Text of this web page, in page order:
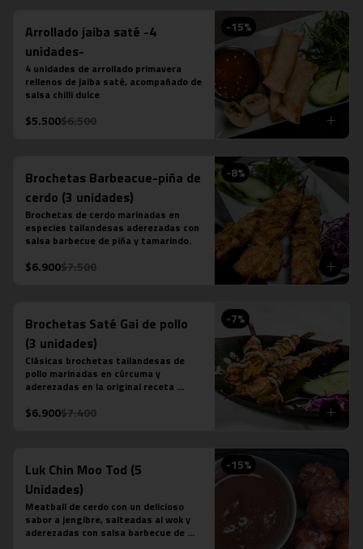
-15%
Arrollado jaiba saté -4
unidades-
4 unidades de arrollado primavera
rellenos de jaiba saté, acompañado de
salsa chilli dulce
$5.500$6.500
-8%
Brochetas Barbeacue-piña de
cerdo (3 unidades)
Brochetas de cerdo marinadas en
especies tailandesas aderezadas con
salsa barbecue de piña y tamarindo.
$6.900$7.500
-7%
Brochetas Saté Gai de pollo
(3 unidades)
Clásicas brochetas tailandesas de
pollo marinadas en cúrcuma y
aderezadas en la original receta
azúcar de palma, semillas de cilantro,
$6.900$7.400
-15%
Luk Chin Moo Tod (5
Unidades)
Meatball de cerdo con un delicioso
sabor a jengibre, salteadas al wok y
aderezadas con salsa barbecue de